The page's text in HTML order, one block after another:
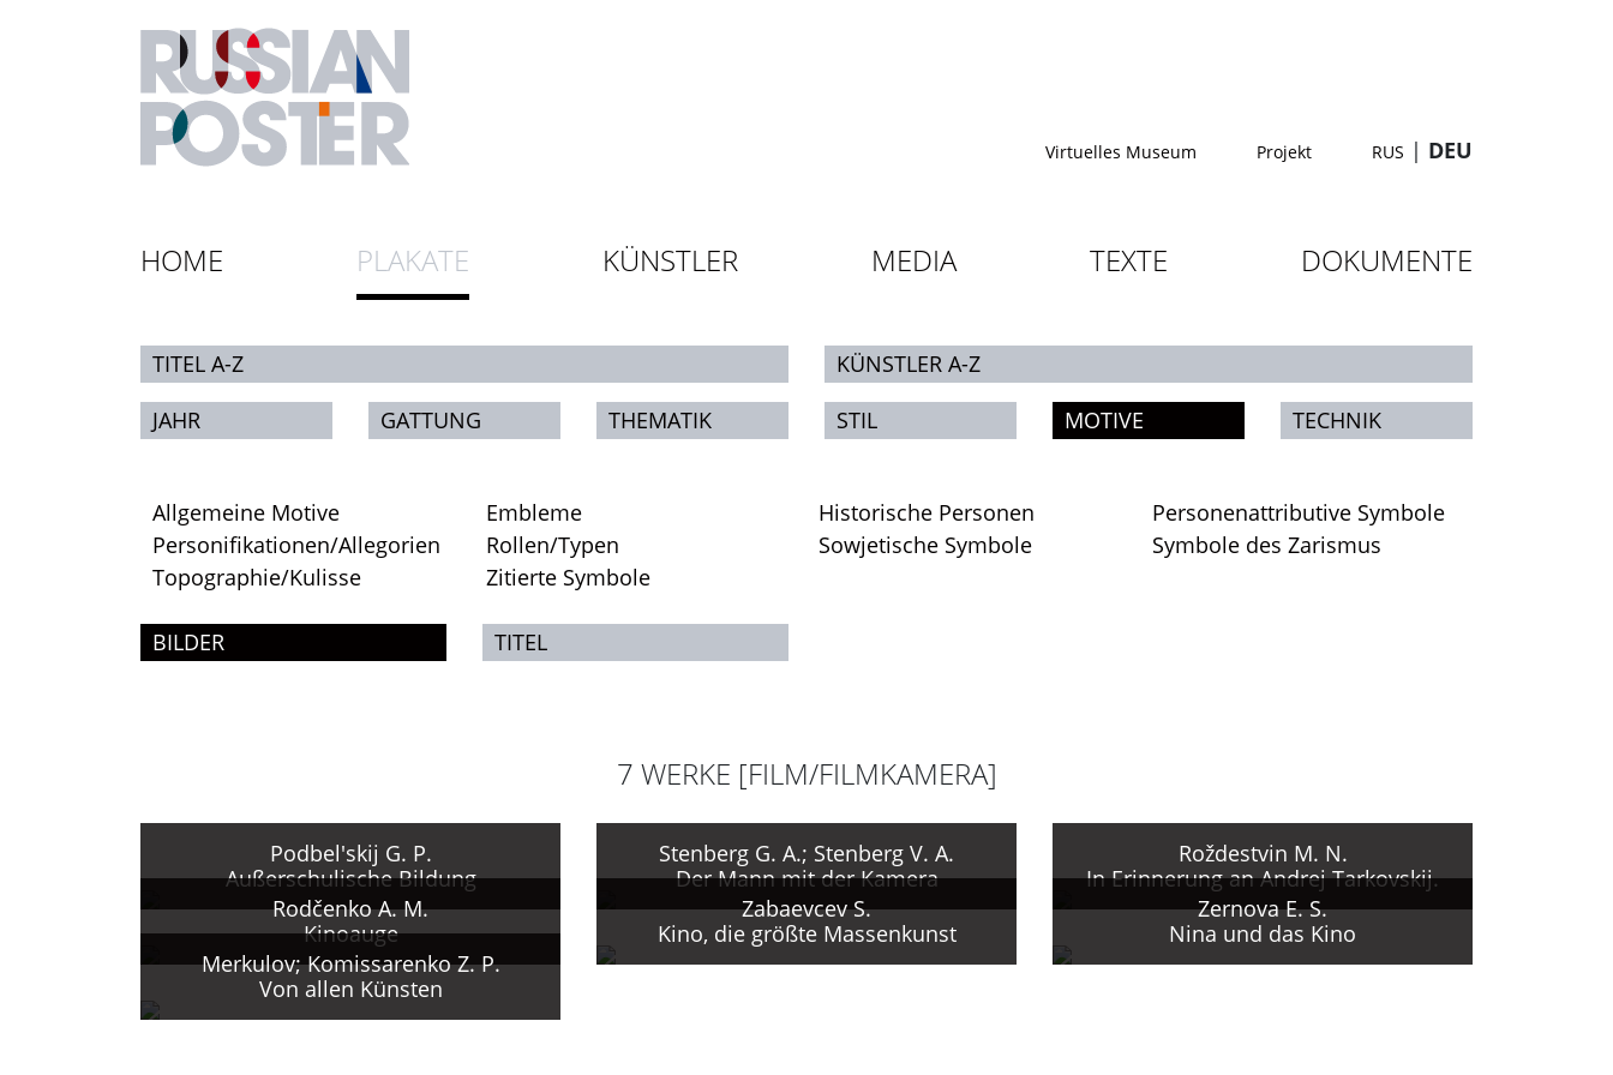
Virtuelles Museum Projekt RUS | DEU
HOME PLAKATE KÜNSTLER MEDIA TEXTE DOKUMENTE
TITEL A-Z
KÜNSTLER A-Z
JAHR
GATTUNG THEMATIK STIL MOTIVE TECHNIK
Allgemeine Motive Embleme Historische Personen
Personenattributive Symbole
Personifikationen/Allegorien
Rollen/Typen Sowjetische Symbole
Symbole des Zarismus
Topographie/Kulisse
Zitierte Symbole
BILDER TITEL
7 WERKE [FILM/FILMKAMERA]
Podbel'skij G. P.
Außerschulische Bildung
Stenberg G. A.; Stenberg V. A.
Der Mann mit der Kamera
Roždestvin M. N.
In Erinnerung an Andrej Tarkovskij.
Rodčenko A. M.
Kinoauge
Zabaevcev S.
Kino, die größte Massenkunst
Zernova E. S.
Nina und das Kino
Merkulov; Komissarenko Z. P.
Von allen Künsten